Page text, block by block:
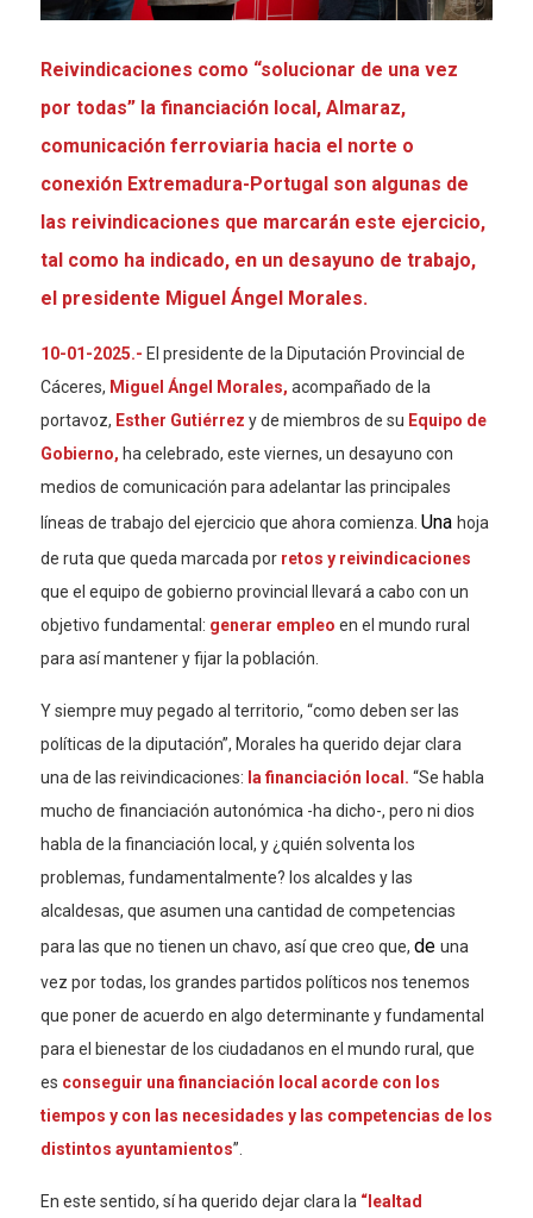
Reivindicaciones como “solucionar de una vez
por todas” la financiación local, Almaraz,
comunicaciónferroviaria hacia el norte o
conexión Extremadura-Portugal son algunas de
las reivindicaciones que marcarán este ejercicio,
tal como ha indicado, en un desayuno de trabajo,
el presidente Miguel Ángel Morales.
10-01-2025.- El presidente de la Diputación Provincial de
Cáceres, Miguel Ángel Morales, acompañado de la
portavoz, Esther Gutiérrez y de miembros de su Equipo de
Gobierno, ha celebrado, este viernes, un desayuno con
medios de comunicación para adelantar las principales
líneas de trabajo del ejercicio que ahora comienza. Una hoja
de ruta que queda marcada por retos y reivindicaciones
que el equipo de gobierno provincial llevará a cabo con un
objetivo fundamental: generar empleo en el mundo rural
para así mantener y fijar la población.
Y siempre muy pegado al territorio, “como deben ser las
políticas de la diputación”, Morales ha querido dejar clara
una de las reivindicaciones: la financiación local. “Se habla
mucho de financiación autonómica -ha dicho-, pero ni dios
habla de la financiación local, y ¿quién solventa los
problemas, fundamentalmente? los alcaldes y las
alcaldesas, que asumen una cantidad de competencias
para las que no tienen un chavo, así que creo que, de una
vez por todas, los grandes partidos políticos nos tenemos
que poner de acuerdo en algo determinante y fundamental
para el bienestar de los ciudadanos en el mundo rural, que
es conseguir una financiación local acorde con los
tiempos y con las necesidades y las competencias de los
distintos ayuntamientos”.
En este sentido, sí ha querido dejar clara la “lealtad